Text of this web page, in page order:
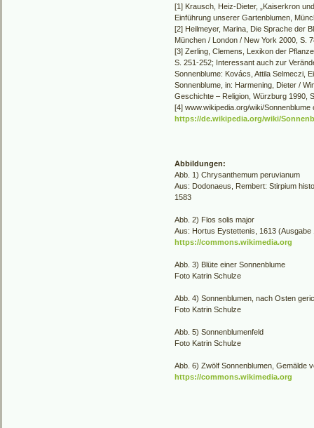
[1] Krausch, Heiz-Dieter, „Kaiserkron
Einführung unserer Gartenblumen,
[2] Heilmeyer, Marina, Die Sprache der
München / London / New York 2000, S.
[3] Zerling, Clemens, Lexikon der
S. 251-252; Interessant auch zur
Sonnenblume: Kovács, Attila Selmeczi,
Sonnenblume, in: Harmening, Dieter /
Geschichte – Religion, Würzburg 1990,
[4] www.wikipedia.org/wiki/Sonnenblume
https://de.wikipedia.org/wiki/
Abbildungen:
Abb. 1) Chrysanthemum peruvianum
Aus: Dodonaeus, Rembert: Stirpium
1583
Abb. 2) Flos solis major
Aus: Hortus Eystettenis, 1613 (Ausgabe
https://commons.wikimedia.org
Abb. 3) Blüte einer Sonnenblume
Foto Katrin Schulze
Abb. 4) Sonnenblumen, nach Osten
Foto Katrin Schulze
Abb. 5) Sonnenblumenfeld
Foto Katrin Schulze
Abb. 6) Zwölf Sonnenblumen, Gemälde
https://commons.wikimedia.org